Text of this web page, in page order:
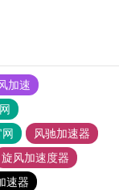
加速
风驰加速器
旋风加速度器
速器